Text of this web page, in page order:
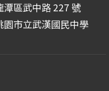
區武中路 227 號
園市立武漢國民中學